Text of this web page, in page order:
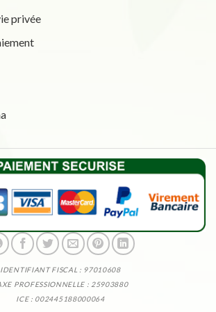
privée
IDENTIFIANT FISCAL : 97010608
PROFESSIONNELLE : 25903880
ICE : 002445188000064